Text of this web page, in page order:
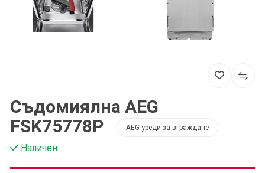
Съдомиялна AEG
FSK75778P
AEG уреди за вграждане
Наличен